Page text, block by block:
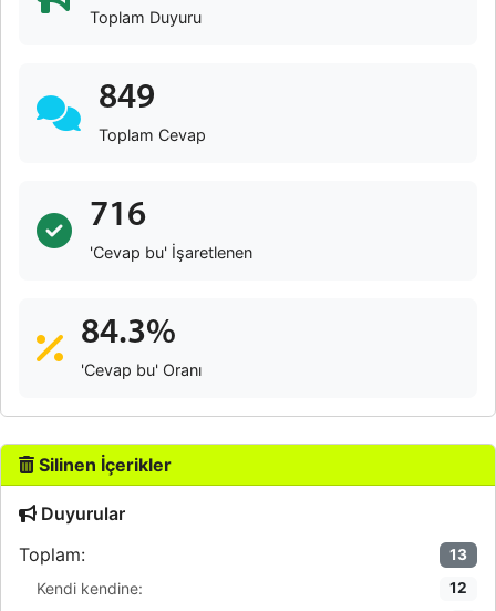
Toplam Duyuru
849
Toplam Cevap
716
'Cevap bu' İşaretlenen
84.3%
'Cevap bu' Oranı
Silinen İçerikler
Duyurular
Toplam:
13
Kendi kendine: 12